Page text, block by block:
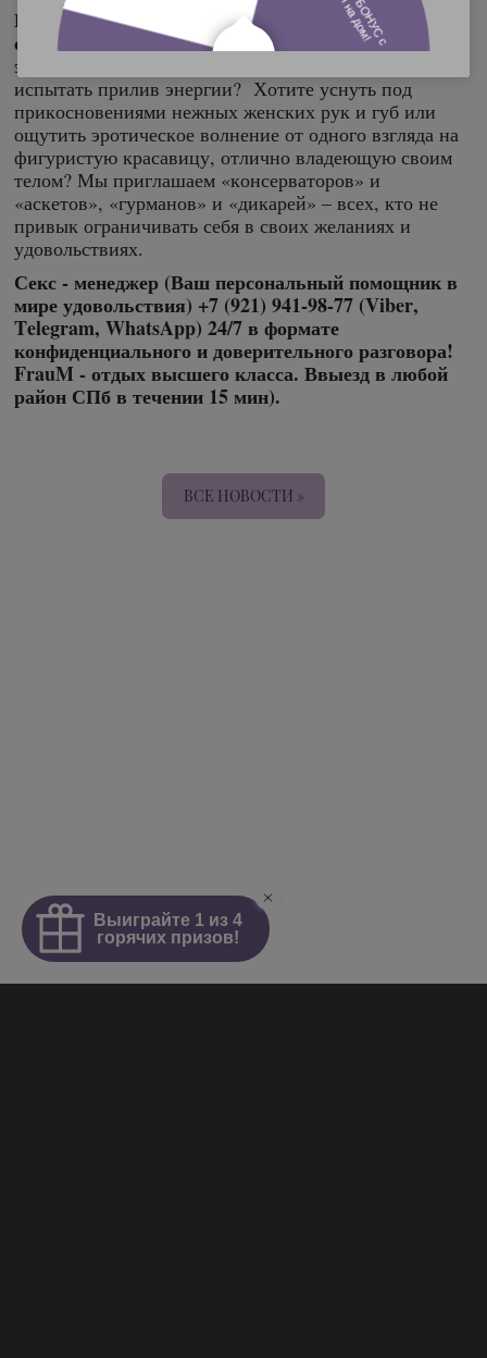
На территории FRAUM физическое наслаждение
смешивается с бурным всплеском положительных
эмоций.
испытать прилив энергии? Хотите уснуть под
прикосновениями нежных женских рук и губ или
ощутить эротическое волнение от одного взгляда на
фигуристую красавицу, отлично владеющую своим
телом? Мы приглашаем «консерваторов» и
«аскетов», «гурманов» и «дикарей» – всех, кто не
привык ограничивать себя в своих желаниях и
удовольствиях.
Секс - менеджер (Ваш персональный помощник в
мире удовольствия) +7 (921) 941-98-77 (Viber,
Telegram, WhatsApp) 24/7 в формате
конфиденциального и доверительного разговора!
FrauM - отдых высшего класса. Ввыезд в любой
район СПб в течении 15 мин).
ВСЕ НОВОСТИ »